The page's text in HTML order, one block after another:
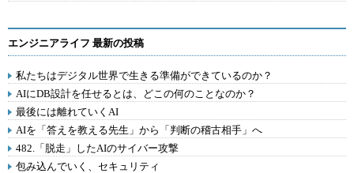
エンジニアライフ 最新の投稿
私たちはデジタル世界で生きる準備ができているのか？
AIにDB設計を任せるとは、どこの何のことなのか？
最後には離れていくAI
AIを「答えを教える先生」から「判断の稽古相手」へ
482.「脱走」したAIのサイバー攻撃
包み込んでいく、セキュリティ